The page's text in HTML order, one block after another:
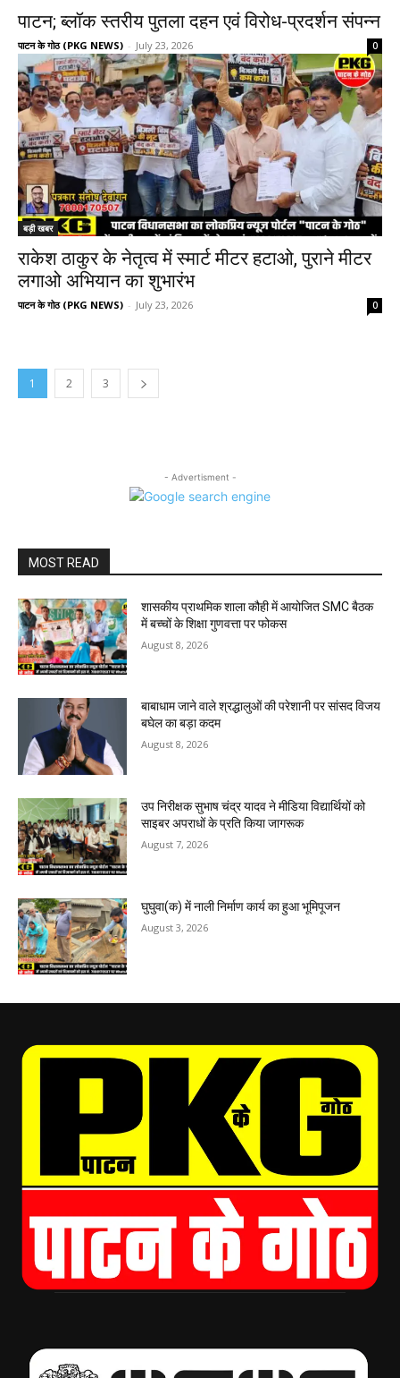
पाटन; ब्लॉक स्तरीय पुतला दहन एवं विरोध-प्रदर्शन संपन्न
पाटन के गोठ (PKG NEWS) - July 23, 2026 0
बड़ी खबर
राकेश ठाकुर के नेतृत्व में स्मार्ट मीटर हटाओ, पुराने मीटर
लगाओ अभियान का शुभारंभ
पाटन के गोठ (PKG NEWS) - July 23, 2026 0
1 2 3
- Advertisment -
MOST READ
शासकीय प्राथमिक शाला कौही में आयोजित SMC बैठक
में बच्चों के शिक्षा गुणवत्ता पर फोकस
August 8, 2026
बाबाधाम जाने वाले श्रद्धालुओं की परेशानी पर सांसद विजय
बघेल का बड़ा कदम
August 8, 2026
उप निरीक्षक सुभाष चंद्र यादव ने मीडिया विद्यार्थियों को
साइबर अपराधों के प्रति किया जागरूक
August 7, 2026
घुघुवा(क) में नाली निर्माण कार्य का हुआ भूमिपूजन
August 3, 2026